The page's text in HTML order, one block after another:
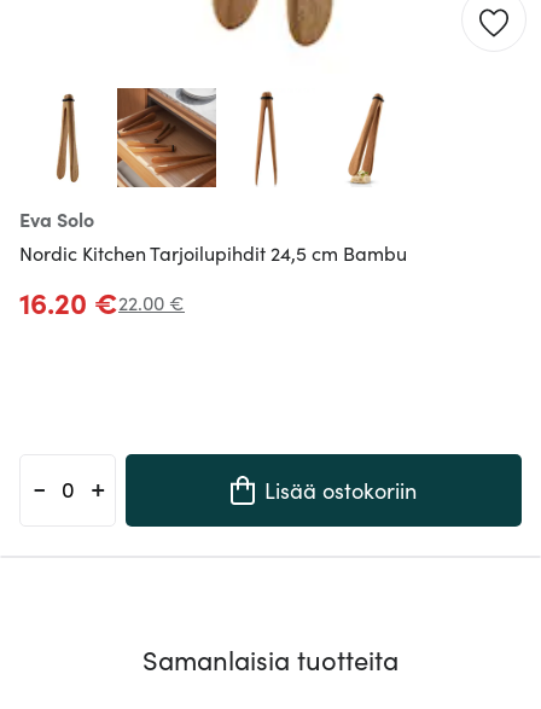
Eva Solo
Nordic Kitchen Tarjoilupihdit 24,5 cm Bambu
16.20 €22.00 €
- + Lisää ostokoriin
Samanlaisia tuotteita